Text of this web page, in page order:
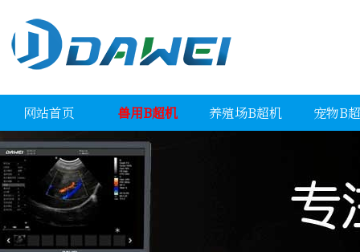
网站首页 兽用B超机 养殖场B超机 宠物B